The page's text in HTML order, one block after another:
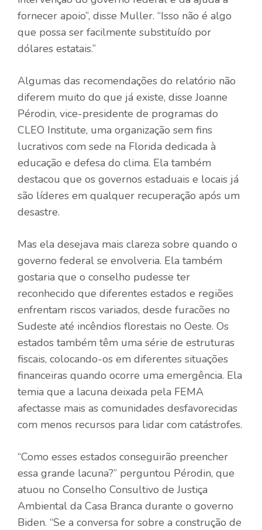
fornecer apoio”, disse Muller. “Isso não é algo
que possa ser facilmente substituído por
dólares estatais.”
Algumas das recomendações do relatório não
diferem muito do que já existe, disse Joanne
Pérodin, vice-presidente de programas do
CLEO Institute, uma organização sem fins
lucrativos com sede na Florida dedicada à
educação e defesa do clima. Ela também
destacou que os governos estaduais e locais já
são líderes em qualquer recuperação após um
desastre.
Mas ela desejava mais clareza sobre quando o
governo federal se envolveria. Ela também
gostaria que o conselho pudesse ter
reconhecido que diferentes estados e regiões
enfrentam riscos variados, desde furacões no
Sudeste até incêndios florestais no Oeste. Os
estados também têm uma série de estruturas
fiscais, colocando-os em diferentes situações
financeiras quando ocorre uma emergência. Ela
temia que a lacuna deixada pela FEMA
afectasse mais as comunidades desfavorecidas
com menos recursos para lidar com catástrofes.
“Como esses estados conseguirão preencher
essa grande lacuna?” perguntou Pérodin, que
atuou no Conselho Consultivo de Justiça
Ambiental da Casa Branca durante o governo
Biden. “Se a conversa for sobre a construção de